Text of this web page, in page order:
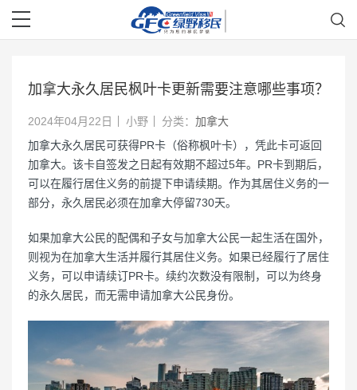
加拿大永久居民枫叶卡更新需要注意哪些事项？
2024年04月22日 小野 分类： 加拿大
加拿大永久居民可获得PR卡（俗称枫叶卡），凭此卡可返回
加拿大。该卡自签发之日起有效期不超过5年。PR卡到期后，
可以在履行居住义务的前提下申请续期。作为其居住义务的一
部分，永久居民必须在加拿大停留730天。
如果加拿大公民的配偶和子女与加拿大公民一起生活在国外，
则视为在加拿大生活并履行其居住义务。如果已经履行了居住
义务，可以申请续订PR卡。续约次数没有限制，可以为终身
的永久居民，而无需申请加拿大公民身份。